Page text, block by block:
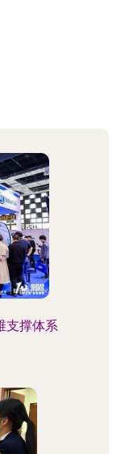
支撑体系